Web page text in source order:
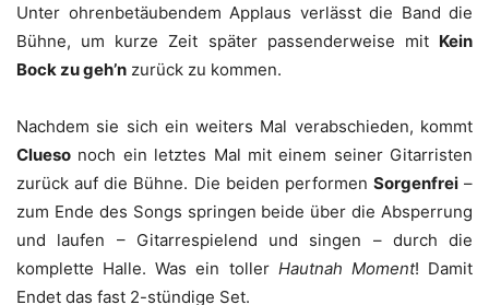
Unter ohrenbetäubendem Applaus verlässt die Band die
Bühne, um kurze Zeit später passenderweise mit Kein
Bock zu geh’n zurück zu kommen.
Nachdem sie sich ein weiters Mal verabschieden, kommt
Clueso noch ein letztes Mal mit einem seiner Gitarristen
zurück auf die Bühne. Die beiden performen Sorgenfrei–
zum Ende des Songs springen beide über die Absperrung
und laufen – Gitarrespielend und singen – durch die
komplette Halle. Was ein toller Hautnah Moment! Damit
Endet das fast 2-stündige Set.